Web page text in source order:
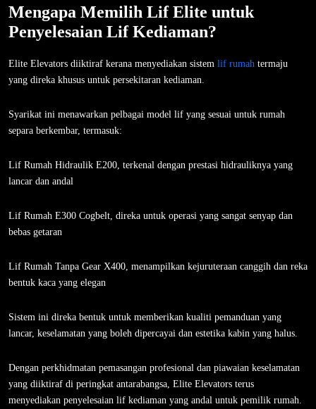
Mengapa Memilih Lif Elite untuk
Penyelesaian Lif Kediaman?
Elite Elevators diiktiraf kerana menyediakan sistem lif rumah termaju
yang direka khusus untuk persekitaran kediaman.
Syarikat ini menawarkan pelbagai model lif yang sesuai untuk rumah
separa berkembar, termasuk:
Lif Rumah Hidraulik E200, terkenal dengan prestasi hidrauliknya yang
lancar dan andal
Lif Rumah E300 Cogbelt, direka untuk operasi yang sangat senyap dan
bebas getaran
Lif Rumah Tanpa Gear X400, menampilkan kejuruteraan canggih dan reka
bentuk kaca yang elegan
Sistem ini direka bentuk untuk memberikan kualiti pemanduan yang
lancar, keselamatan yang boleh dipercayai dan estetika kabin yang halus.
Dengan perkhidmatan pemasangan profesional dan piawaian keselamatan
yang diiktiraf di peringkat antarabangsa, Elite Elevators terus
menyediakan penyelesaian lif kediaman yang andal untuk pemilik rumah.